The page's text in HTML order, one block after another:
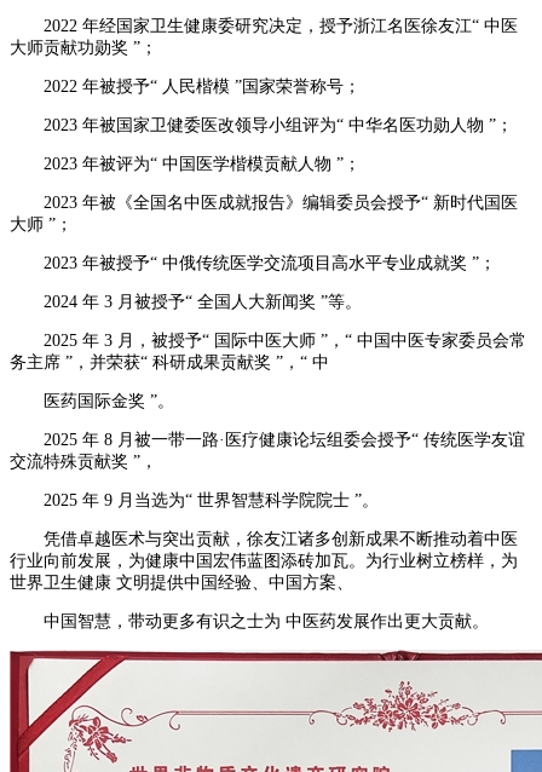
2022 年经国家卫生健康委研究决定，授予浙江名医徐友江“ 中医
大师贡献功勋奖 ”；
2022 年被授予“ 人民楷模 ”国家荣誉称号；
2023 年被国家卫健委医改领导小组评为“ 中华名医功勋人物 ”；
2023 年被评为“ 中国医学楷模贡献人物 ”；
2023 年被《全国名中医成就报告》编辑委员会授予“ 新时代国医
大师 ”；
2023 年被授予“ 中俄传统医学交流项目高水平专业成就奖 ”；
2024 年 3 月被授予“ 全国人大新闻奖 ”等。
2025 年 3 月，被授予“ 国际中医大师 ”，“ 中国中医专家委员会常
务主席 ”，并荣获“ 科研成果贡献奖 ”，“ 中
医药国际金奖 ”。
2025 年 8 月被一带一路·医疗健康论坛组委会授予“ 传统医学友谊
交流特殊贡献奖 ”，
2025 年 9 月当选为“ 世界智慧科学院院士 ”。
凭借卓越医术与突出贡献，徐友江诸多创新成果不断推动着中医
行业向前发展，为健康中国宏伟蓝图添砖加瓦。为行业树立榜样，为
世界卫生健康 文明提供中国经验、中国方案、
中国智慧，带动更多有识之士为 中医药发展作出更大贡献。